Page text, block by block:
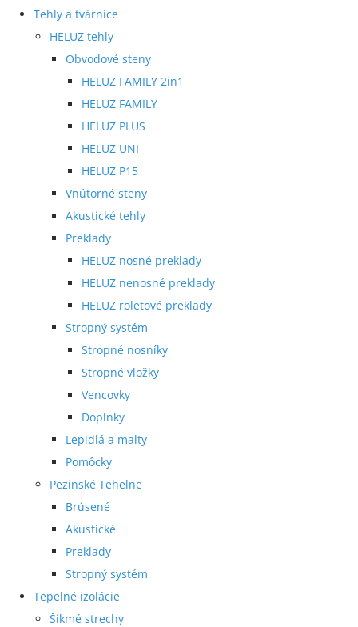
Tehly a tvárnice
HELUZ tehly
Obvodové steny
HELUZ FAMILY 2in1
HELUZ FAMILY
HELUZ PLUS
HELUZ UNI
HELUZ P15
Vnútorné steny
Akustické tehly
Preklady
HELUZ nosné preklady
HELUZ nenosné preklady
HELUZ roletové preklady
Stropný systém
Stropné nosníky
Stropné vložky
Vencovky
Doplnky
Lepidlá a malty
Pomôcky
Pezinské Tehelne
Brúsené
Akustické
Preklady
Stropný systém
Tepelné izolácie
Šikmé strechy